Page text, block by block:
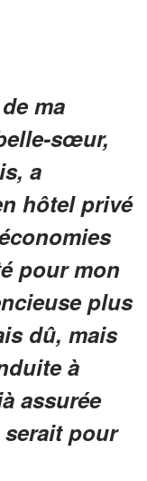
ma
sœur,
a
hôtel privé
pour mon
plus
dû, mais
à
assurée
pour